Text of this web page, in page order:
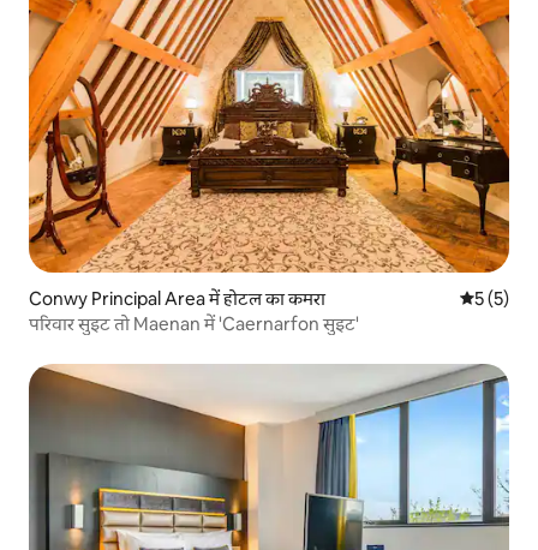
Conwy Principal Area में होटल का कमरा औसत रेटिंग
5 (5)
परिवार सुइट तो Maenan में 'Caernarfon सुइट'